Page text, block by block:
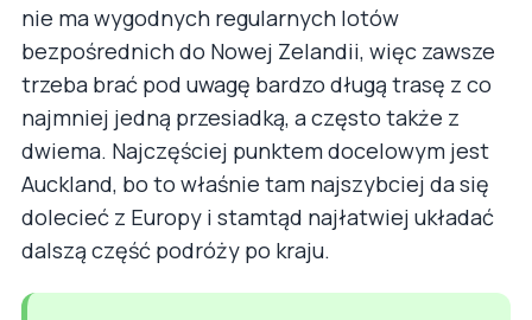
nie ma wygodnych regularnych lotów
bezpośrednich do Nowej Zelandii, więc zawsze
trzeba brać pod uwagę bardzo długą trasę z co
najmniej jedną przesiadką, a często także z
dwiema. Najczęściej punktem docelowym jest
Auckland, bo to właśnie tam najszybciej da się
dolecieć z Europy i stamtąd najłatwiej układać
dalszą część podróży po kraju.